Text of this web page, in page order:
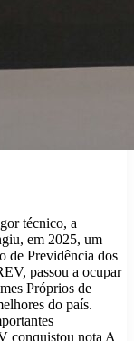
técnico, a
em 2025, um
de Previdência dos
passou a ocupar
Próprios de
do país.
conquistou nota A